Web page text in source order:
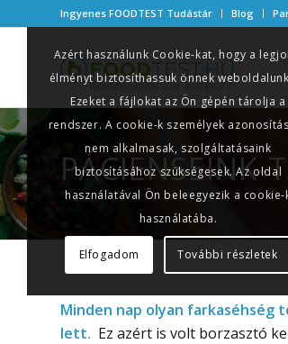
Ingyenes FOODTEST Tudástár Blog
PÁCIENSEINK-
Minden nap olyan farkaséhség
lett. Ez azért is volt borzasztó
Azért használunk Cookie-kat, hogy a
élményt biztosíthassuk önnek
Ezeket a fájlokat az Ön gépén tárolja a
rendszer. A cookie-k személyek
nem alkalmasak, szolgáltatásaink
biztosításához szükségesek. Az oldal
használatával Ön beleegyezik a cookie-
használatába.
Elfogadom További részletek